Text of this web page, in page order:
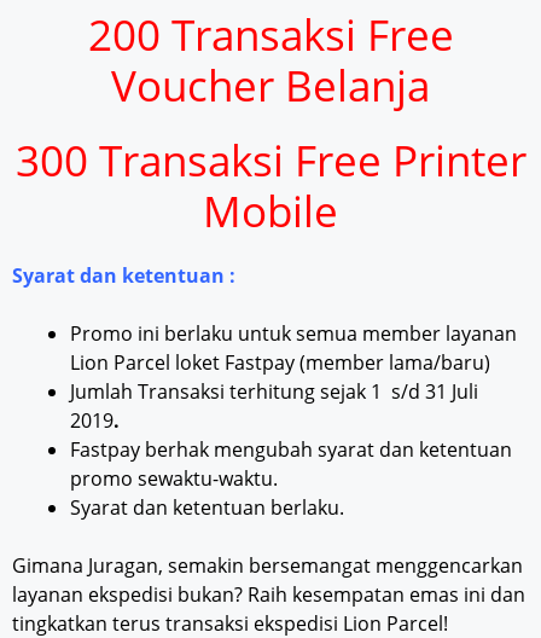
200 Transaksi Free
Voucher Belanja
300 Transaksi Free Printer
Mobile
Syarat dan ketentuan :
Promo ini berlaku untuk semua member layanan
Lion Parcel loket Fastpay (member lama/baru)
Jumlah Transaksi terhitung sejak 1 s/d 31 Juli
2019.
Fastpay berhak mengubah syarat dan ketentuan
promo sewaktu-waktu.
Syarat dan ketentuan berlaku.
Gimana Juragan, semakin bersemangat menggencarkan
layanan ekspedisi bukan? Raih kesempatan emas ini dan
tingkatkan terus transaksi ekspedisi Lion Parcel!